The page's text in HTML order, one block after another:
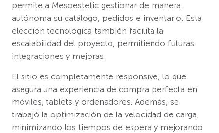
permite a Mesoestetic gestionar de manera
autónoma su catálogo, pedidos e inventario. Esta
elección tecnológica también facilita la
escalabilidad del proyecto, permitiendo futuras
integraciones y mejoras.
El sitio es completamente responsive, lo que
asegura una experiencia de compra perfecta en
móviles, tablets y ordenadores. Además, se
trabajó la optimización de la velocidad de carga,
minimizando los tiempos de espera y mejorando